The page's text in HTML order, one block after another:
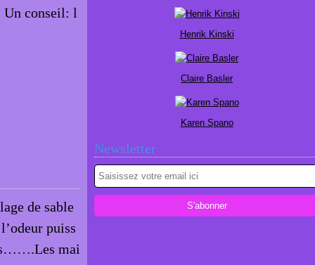
Un conseil: l
de sable
puiss
mai
Henrik Kinski
Claire Basler
Karen Spano
Newsletter